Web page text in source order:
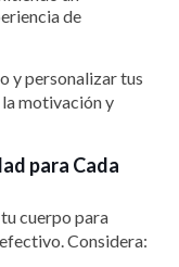
de
y personalizar tus
motivación y
para Cada
cuerpo para
Considera: